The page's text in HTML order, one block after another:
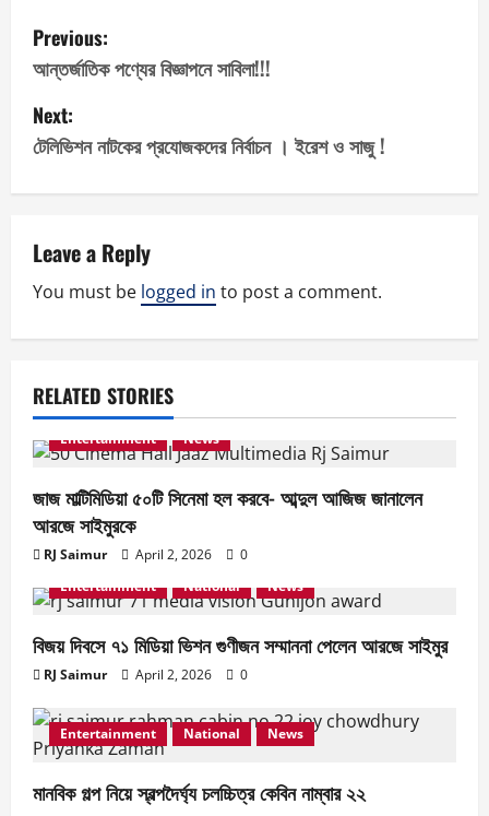
P
o
s
t
n
a
v
i
g
a
t
i
o
Previous:
আন্তর্জাতিক পণ্যের বিজ্ঞাপনে সাবিলা!!!
Next:
টেলিভিশন নাটকের প্রযোজকদের নির্বাচন । ইরেশ ও সাজু !
Leave a Reply
You must be logged in to post a comment.
RELATED STORIES
Entertainment News
জাজ মাল্টিমিডিয়া ৫০টি সিনেমা হল করবে- আব্দুল আজিজ জানালেন
আরজে সাইমুরকে
RJ Saimur April 2, 2026
0
Entertainment
National News
বিজয় দিবসে ৭১ মিডিয়া ভিশন গুণীজন সম্মাননা পেলেন আরজে সাইমুর
RJ Saimur April 2, 2026 0
Entertainment National News
মানবিক গল্প নিয়ে স্বল্পদৈর্ঘ‍্য চলচ্চিত্র কেবিন নাম্বার ২২